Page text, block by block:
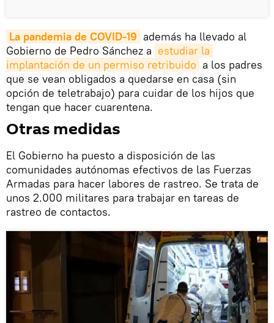
La pandemia de COVID-19 además ha llevado al
Gobierno de Pedro Sánchez a estudiar la
implantación de un permiso retribuido a los padres
que se vean obligados a quedarse en casa (sin
opción de teletrabajo) para cuidar de los hijos que
tengan que hacer cuarentena.
Otras medidas
El Gobierno ha puesto a disposición de las
comunidades autónomas efectivos de las Fuerzas
Armadas para hacer labores de rastreo. Se trata de
unos 2.000 militares para trabajar en tareas de
rastreo de contactos.